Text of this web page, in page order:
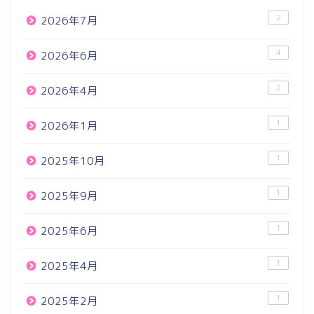
2026年7月 2
2026年6月 4
2026年4月 2
2026年1月 1
2025年10月 1
2025年9月 1
2025年6月 1
2025年4月 1
2025年2月 1